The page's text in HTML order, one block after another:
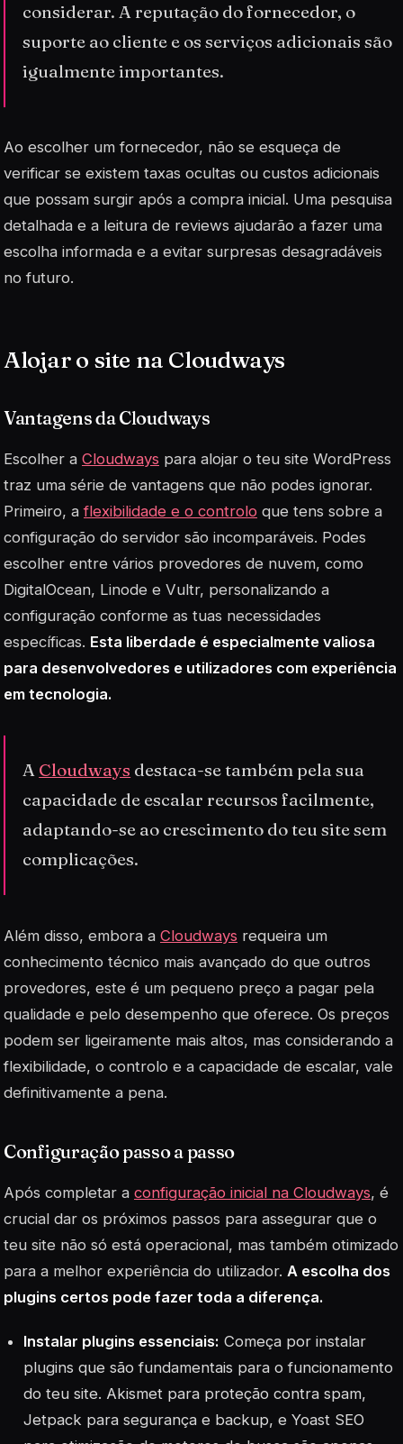
considerar. A reputação do fornecedor, o
suporte ao cliente e os serviços adicionais são
igualmente importantes.
Ao escolher um fornecedor, não se esqueça de
verificar se existem taxas ocultas ou custos adicionais
que possam surgir após a compra inicial. Uma pesquisa
detalhada e a leitura de reviews ajudarão a fazer uma
escolha informada e a evitar surpresas desagradáveis
no futuro.
Alojar o site na Cloudways
Vantagens da Cloudways
Escolher a Cloudways para alojar o teu site WordPress
traz uma série de vantagens que não podes ignorar.
Primeiro, aflexibilidade e o controlo que tens sobre a
configuração do servidor são incomparáveis. Podes
escolher entre vários provedores de nuvem, como
DigitalOcean, Linode e Vultr, personalizando a
configuração conforme as tuas necessidades
específicas. Esta liberdade é especialmente valiosa
para desenvolvedores e utilizadores com experiência
em tecnologia.
A Cloudways destaca-se também pela sua
capacidade de escalar recursos facilmente,
adaptando-se ao crescimento do teu site sem
complicações.
Além disso, embora a Cloudways requeira um
conhecimento técnico mais avançado do que outros
provedores, este é um pequeno preço a pagar pela
qualidade e pelo desempenho que oferece. Os preços
podem ser ligeiramente mais altos, mas considerando a
flexibilidade, o controlo e a capacidade de escalar, vale
definitivamente a pena.
Configuração passo a passo
Após completar a configuração inicial na Cloudways, é
crucial dar os próximos passos para assegurar que o
teu site não só está operacional, mas também otimizado
para a melhor experiência do utilizador. A escolha dos
plugins certos pode fazer toda a diferença.
Instalar plugins essenciais: Começa por instalar
plugins que são fundamentais para o funcionamento
do teu site. Akismet para proteção contra spam,
Jetpack para segurança e backup, e Yoast SEO